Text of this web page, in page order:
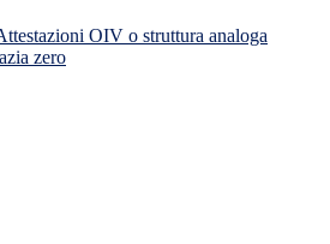
OIV o struttura analoga
zero